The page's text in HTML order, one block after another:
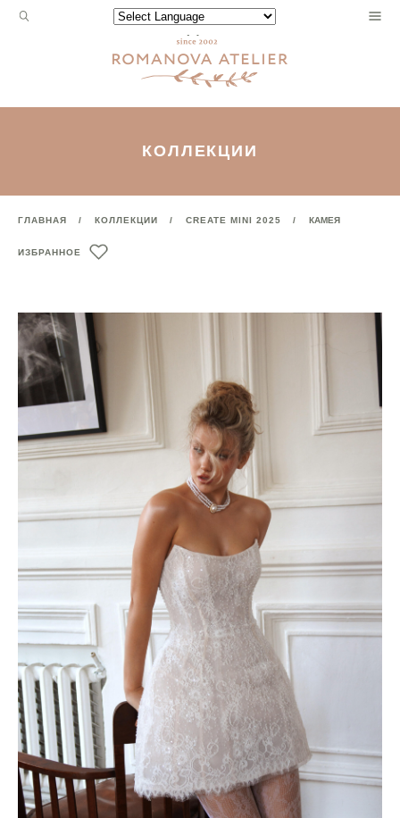
Запрос
Powered by
КОЛЛЕКЦИИ
ГЛАВНАЯ КОЛЛЕКЦИИ CREATE MINI 2025 КАМЕЯ
ИЗБРАННОЕ